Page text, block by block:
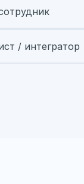
/ интегратор